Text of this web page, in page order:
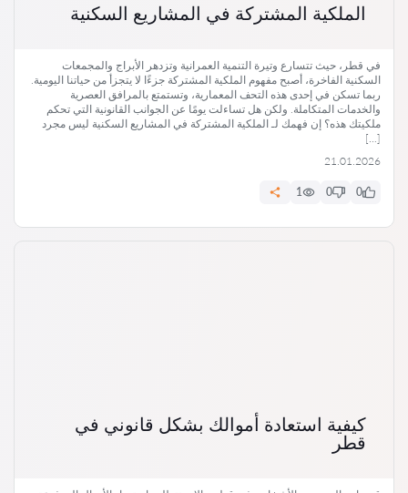
الملكية المشتركة في المشاريع السكنية
في قطر، حيث تتسارع وتيرة التنمية العمرانية وتزدهر الأبراج والمجمعات
السكنية الفاخرة، أصبح مفهوم الملكية المشتركة جزءًا لا يتجزأ من حياتنا اليومية.
ربما تسكن في إحدى هذه التحف المعمارية، وتستمتع بالمرافق العصرية
والخدمات المتكاملة. ولكن هل تساءلت يومًا عن الجوانب القانونية التي تحكم
ملكيتك هذه؟ إن فهمك لـ الملكية المشتركة في المشاريع السكنية ليس مجرد
[…]
21.01.2026
0
0
1
كيفية استعادة أموالك بشكل قانوني في
قطر